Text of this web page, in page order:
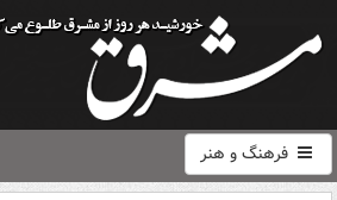
فرهنگ و هنر